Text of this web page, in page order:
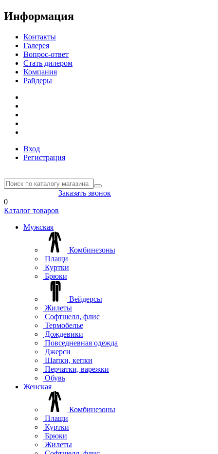
Информация
Контакты
Галерея
Вопрос-ответ
Стать дилером
Компания
Райдеры
Вход
Регистрация
Заказать звонок
0
Каталог товаров
Мужская
Комбинезоны
Плащи
Куртки
Брюки
Вейдерсы
Жилеты
Софтшелл, флис
Термобелье
Дождевики
Повседневная одежда
Джерси
Шапки, кепки
Перчатки, варежки
Обувь
Женская
Комбинезоны
Плащи
Куртки
Брюки
Жилеты